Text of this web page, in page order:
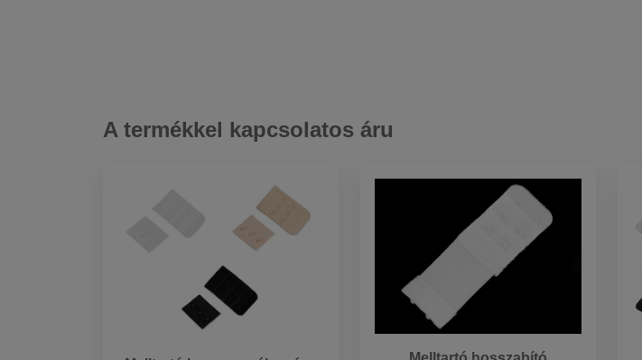
A termékkel kapcsolatos áru